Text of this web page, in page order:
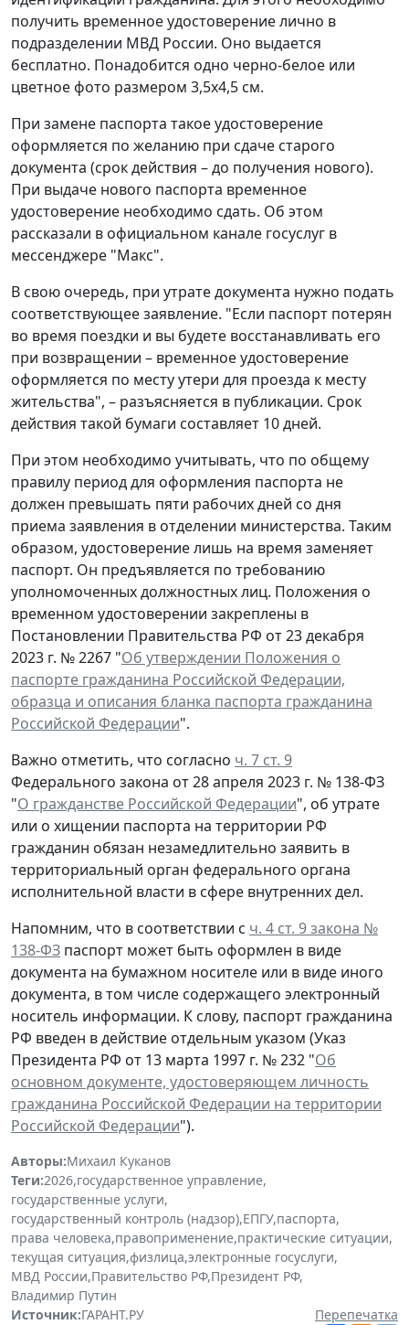
получить временное удостоверение лично в
подразделении МВД России. Оно выдается
бесплатно. Понадобится одно черно-белое или
цветное фото размером 3,5x4,5 см.
При замене паспорта такое удостоверение
оформляется по желанию при сдаче старого
документа (срок действия – до получения нового).
При выдаче нового паспорта временное
удостоверение необходимо сдать. Об этом
рассказали в официальном канале госуслуг в
мессенджере "Макс".
В свою очередь, при утрате документа нужно подать
соответствующее заявление. "Если паспорт потерян
во время поездки и вы будете восстанавливать его
при возвращении – временное удостоверение
оформляется по месту утери для проезда к месту
жительства", – разъясняется в публикации. Срок
действия такой бумаги составляет 10 дней.
При этом необходимо учитывать, что по общему
правилу период для оформления паспорта не
должен превышать пяти рабочих дней со дня
приема заявления в отделении министерства. Таким
образом, удостоверение лишь на время заменяет
паспорт. Он предъявляется по требованию
уполномоченных должностных лиц. Положения о
временном удостоверении закреплены в
Постановлении Правительства РФ от 23 декабря
2023 г. № 2267 "Об утверждении Положения о
паспорте гражданина Российской Федерации,
образца и описания бланка паспорта гражданина
Российской Федерации".
Важно отметить, что согласно ч. 7 ст. 9
Федерального закона от 28 апреля 2023 г. № 138-ФЗ
"О гражданстве Российской Федерации", об утрате
или о хищении паспорта на территории РФ
гражданин обязан незамедлительно заявить в
территориальный орган федерального органа
исполнительной власти в сфере внутренних дел.
Напомним, что в соответствии с ч. 4 ст. 9 закона №
138-ФЗ паспорт может быть оформлен в виде
документа на бумажном носителе или в виде иного
документа, в том числе содержащего электронный
носитель информации. К слову, паспорт гражданина
РФ введен в действие отдельным указом (Указ
Президента РФ от 13 марта 1997 г. № 232 "Об
основном документе, удостоверяющем личность
гражданина Российской Федерации на территории
Российской Федерации").
Авторы:Михаил Куканов
Теги:2026,государственное управление,
государственные услуги,
государственный контроль (надзор),ЕПГУ,паспорта,
права человека,правоприменение,практические ситуации,
текущая ситуация,физлица,электронные госуслуги,
МВД России,Правительство РФ,Президент РФ,
Владимир Путин
Источник:ГАРАНТ.РУ
Перепечатка